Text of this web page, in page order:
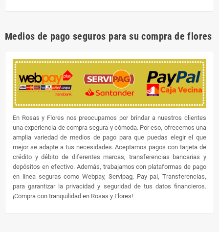
Medios de pago seguros para su compra de flores
En Rosas y Flores nos preocupamos por brindar a nuestros clientes
una experiencia de compra segura y cómoda. Por eso, ofrecemos una
amplia variedad de medios de pago para que puedas elegir el que
mejor se adapte a tus necesidades. Aceptamos pagos con tarjeta de
crédito y débito de diferentes marcas, transferencias bancarias y
depósitos en efectivo. Además, trabajamos con plataformas de pago
en línea seguras como Webpay, Servipag, Pay pal, Transferencias,
para garantizar la privacidad y seguridad de tus datos financieros.
¡Compra con tranquilidad en Rosas y Flores!